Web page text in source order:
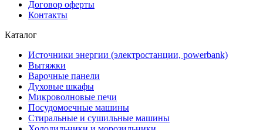
Договор оферты
Контакты
Каталог
Источники энергии (электростанции, powerbank)
Вытяжки
Варочные панели
Духовые шкафы
Микроволновые печи
Посудомоечные машины
Стиральные и сушильные машины